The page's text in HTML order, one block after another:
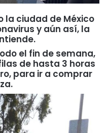
la ciudad de México
y aún así, la
el fin de semana,
de hasta 3 horas
para ir a comprar